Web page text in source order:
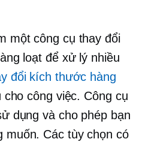
một công cụ thay đổi
loạt để xử lý nhiều
đổi kích thước hàng
cho công việc. Công cụ
dụng và cho phép bạn
muốn. Các tùy chọn có